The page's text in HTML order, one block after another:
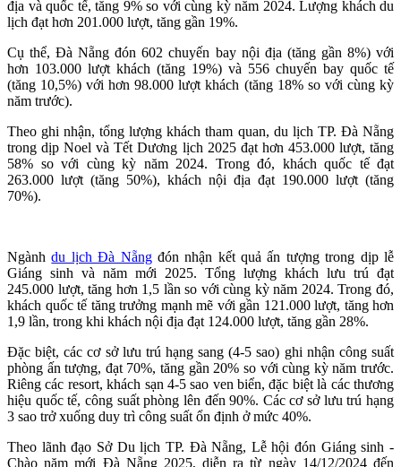
địa và quốc tế, tăng 9% so với cùng kỳ năm 2024. Lượng khách du
lịch đạt hơn 201.000 lượt, tăng gần 19%.
Cụ thể, Đà Nẵng đón 602 chuyến bay nội địa (tăng gần 8%) với
hơn 103.000 lượt khách (tăng 19%) và 556 chuyến bay quốc tế
(tăng 10,5%) với hơn 98.000 lượt khách (tăng 18% so với cùng kỳ
năm trước).
Theo ghi nhận, tổng lượng khách tham quan, du lịch TP. Đà Nẵng
trong dịp Noel và Tết Dương lịch 2025 đạt hơn 453.000 lượt, tăng
58% so với cùng kỳ năm 2024. Trong đó, khách quốc tế đạt
263.000 lượt (tăng 50%), khách nội địa đạt 190.000 lượt (tăng
70%).
Ngànhdu lịch Đà Nẵngđón nhận kết quả ấn tượng trong dịp lễ
Giáng sinh và năm mới 2025. Tổng lượng khách lưu trú đạt
245.000 lượt, tăng hơn 1,5 lần so với cùng kỳ năm 2024. Trong đó,
khách quốc tế tăng trưởng mạnh mẽ với gần 121.000 lượt, tăng hơn
1,9 lần, trong khi khách nội địa đạt 124.000 lượt, tăng gần 28%.
Đặc biệt, các cơ sở lưu trú hạng sang (4-5 sao) ghi nhận công suất
phòng ấn tượng, đạt 70%, tăng gần 20% so với cùng kỳ năm trước.
Riêng các resort, khách sạn 4-5 sao ven biển, đặc biệt là các thương
hiệu quốc tế, công suất phòng lên đến 90%. Các cơ sở lưu trú hạng
3 sao trở xuống duy trì công suất ổn định ở mức 40%.
Theo lãnh đạo Sở Du lịch TP. Đà Nẵng, Lễ hội đón Giáng sinh -
Chào năm mới Đà Nẵng 2025, diễn ra từ ngày 14/12/2024 đến